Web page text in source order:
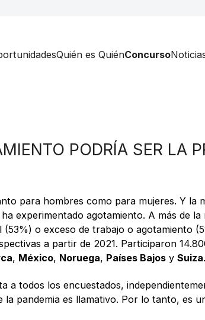
Quién es QuiénConcurso
PODRÍA SER LA
para hombres como para mujeres. Y la
experimentado agotamiento. A más de
o exceso de trabajo o agotamiento
a partir de 2021. Participaron
, México, Noruega, Países Bajos y Suiza.
todos los encuestados,
pandemia es llamativo. Por lo tanto, es